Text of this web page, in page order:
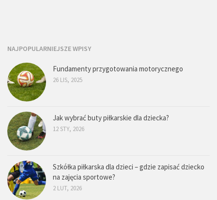
NAJPOPULARNIEJSZE WPISY
Fundamenty przygotowania motorycznego
26 LIS, 2025
Jak wybrać buty piłkarskie dla dziecka?
12 STY, 2026
Szkółka piłkarska dla dzieci – gdzie zapisać dziecko
na zajęcia sportowe?
2 LUT, 2026